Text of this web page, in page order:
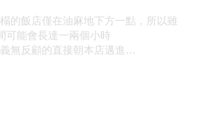
飯店僅在油麻地下方一點，所以雖
可能會長達一兩個小時
反顧的直接朝本店邁進 …